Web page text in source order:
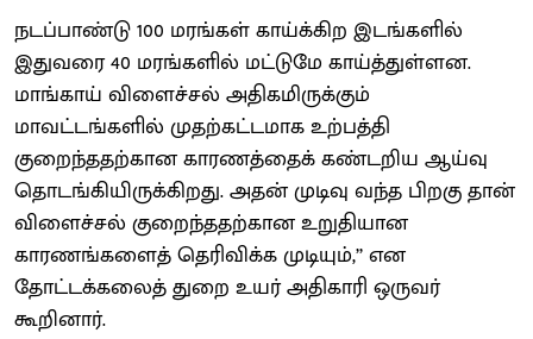
நடப்பாண்டு 100 மரங்கள் காய்க்கிற இடங்களில்
இதுவரை 40 மரங்களில் மட்டுமே காய்த்துள்ளன.
மாங்காய் விளைச்சல் அதிகமிருக்கும்
மாவட்டங்களில் முதற்கட்டமாக உற்பத்தி
குறைந்ததற்கான காரணத்தைக் கண்டறிய ஆய்வு
தொடங்கியிருக்கிறது. அதன் முடிவு வந்த பிறகு தான்
விளைச்சல் குறைந்ததற்கான உறுதியான
காரணங்களைத் தெரிவிக்க முடியும்,’’ என
தோட்டக்கலைத் துறை உயர் அதிகாரி ஒருவர்
கூறினார்.